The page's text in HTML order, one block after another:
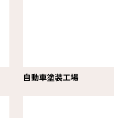
自動車塗装工場